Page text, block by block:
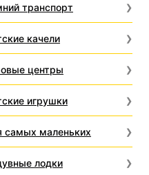
транспорт
качели
центры
игрушки
самых маленьких
лодки